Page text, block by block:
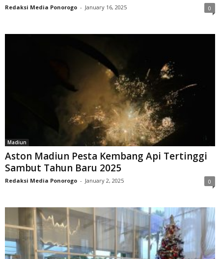
Redaksi Media Ponorogo - January 16, 2025 0
Madiun
Aston Madiun Pesta Kembang Api Tertinggi
Sambut Tahun Baru 2025
Redaksi Media Ponorogo - January 2, 2025 0